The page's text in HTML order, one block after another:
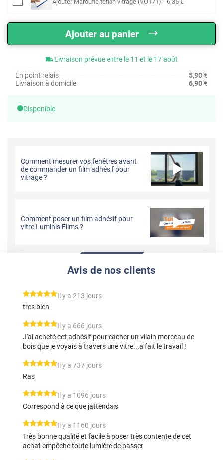
Ajouter Maroufle téflon vitrage (VO171) - 6,35 €
Ajouter au panier
Livraison prévue entre le 11 et le 17 août
En point relais
5,90€
Livraison à domicile
6,90€
Disponible
Comment mesurer vos fenêtres avant
de commander un film adhésif pour
vitrage ?
Comment poser un film adhésif pour
vitre Luminis Films ?
Avis de nos clients
*****
Il y a 213 jours
tres bien
*****
Il y a 666 jours
J'ai acheté cet adhésif pour cacher un vilain morceau de
bois que je voyais à travers une vitre...a fait le travail !
*****
Il y a 737 jours
Ras
*****
Il y a 1096 jours
Correspond à ce que jattendais
*****
Il y a 1160 jours
Très bonne qualité et facile à poser très contente de cet
achat empêche toute lumière de passer